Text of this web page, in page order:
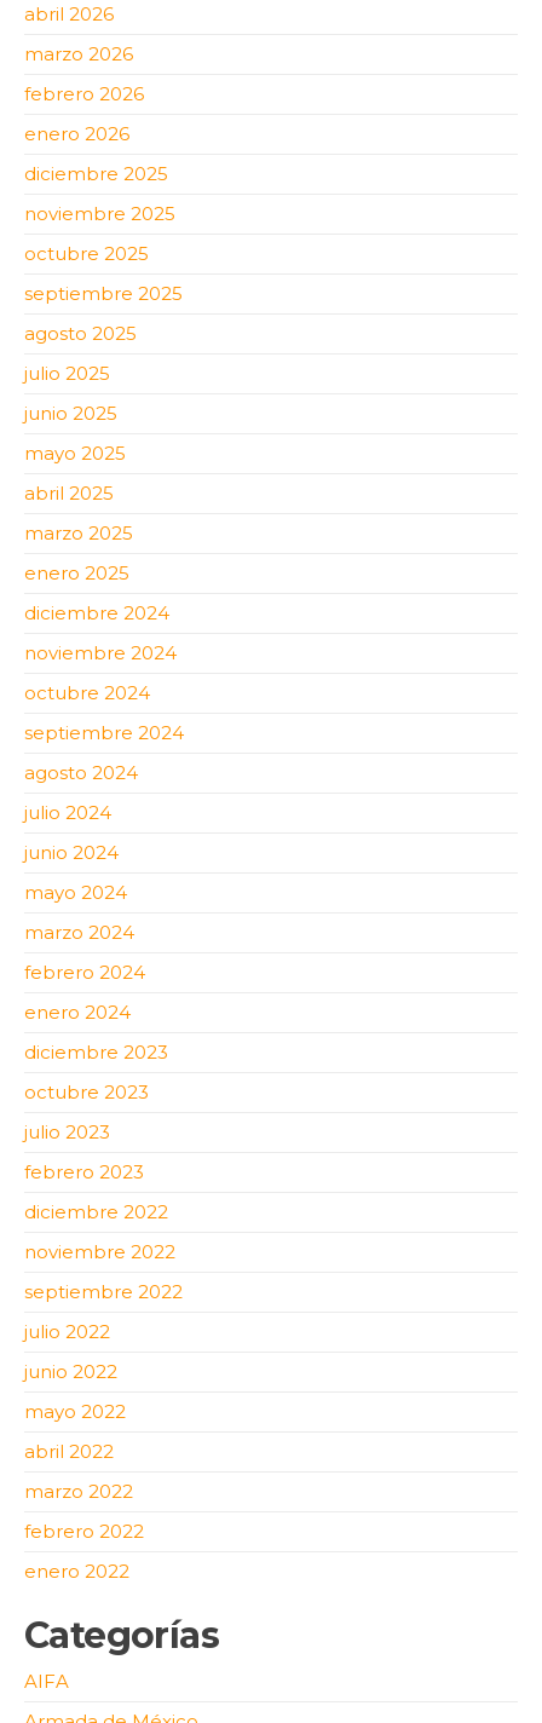
abril 2026
marzo 2026
febrero 2026
enero 2026
diciembre 2025
noviembre 2025
octubre 2025
septiembre 2025
agosto 2025
julio 2025
junio 2025
mayo 2025
abril 2025
marzo 2025
enero 2025
diciembre 2024
noviembre 2024
octubre 2024
septiembre 2024
agosto 2024
julio 2024
junio 2024
mayo 2024
marzo 2024
febrero 2024
enero 2024
diciembre 2023
octubre 2023
julio 2023
febrero 2023
diciembre 2022
noviembre 2022
septiembre 2022
julio 2022
junio 2022
mayo 2022
abril 2022
marzo 2022
febrero 2022
enero 2022
Categorías
AIFA